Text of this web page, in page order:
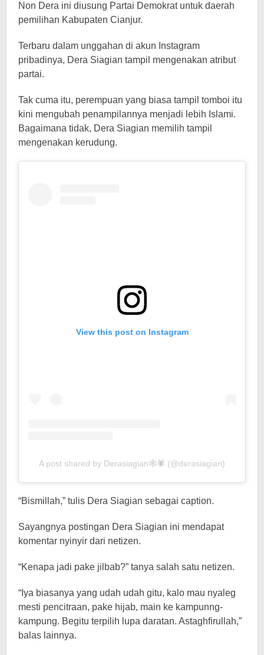
Non Dera ini diusung Partai Demokrat untuk daerah
pemilihan Kabupaten Cianjur.
Terbaru dalam unggahan di akun Instagram
pribadinya, Dera Siagian tampil mengenakan atribut
partai.
Tak cuma itu, perempuan yang biasa tampil tomboi itu
kini mengubah penampilannya menjadi lebih Islami.
Bagaimana tidak, Dera Siagian memilih tampil
mengenakan kerudung.
View this post on Instagram
A post shared by Derasiagian🕸🕷 (@derasiagian)
“Bismillah,” tulis Dera Siagian sebagai caption.
Sayangnya postingan Dera Siagian ini mendapat
komentar nyinyir dari netizen.
“Kenapa jadi pake jilbab?” tanya salah satu netizen.
“Iya biasanya yang udah udah gitu, kalo mau nyaleg
mesti pencitraan, pake hijab, main ke kampunng-
kampung. Begitu terpilih lupa daratan. Astaghfirullah,”
balas lainnya.